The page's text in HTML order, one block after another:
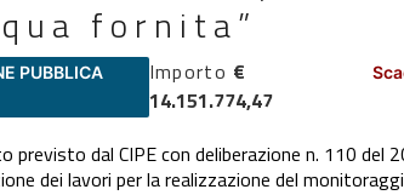
fornita”
PUBBLICA
Importo €
14.151.774,47
dal CIPE con deliberazione n. 110 del
dei lavori per la realizzazione del